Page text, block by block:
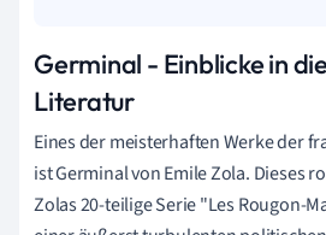
Germinal - Einblicke in
Literatur
Eines der meisterhaften Werke der
ist Germinal von Emile Zola. Dieses
Zolas 20-teilige Serie "Les Rougon-